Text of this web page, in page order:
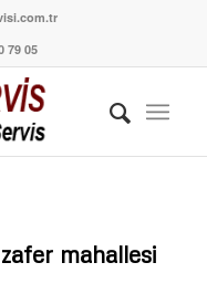
79 05
zafer mahallesi